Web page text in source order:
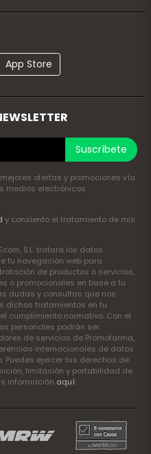
App Store
Suscríbete
ofertas y promociones vía
medios electrónicos
y consiento el tratamiento de mis
S.L. tratará los datos
tu navegación web para
de productos o servicios,
o promocionales en base a tu
dudas y consultas que nos
dichos tratamientos en tu
cumplimiento normativo. Con el
personales podrán ser
de servicios de Promofarma,
internacionales de datos
ejercer tus derechos de
limitación y portabilidad de
información aquí.